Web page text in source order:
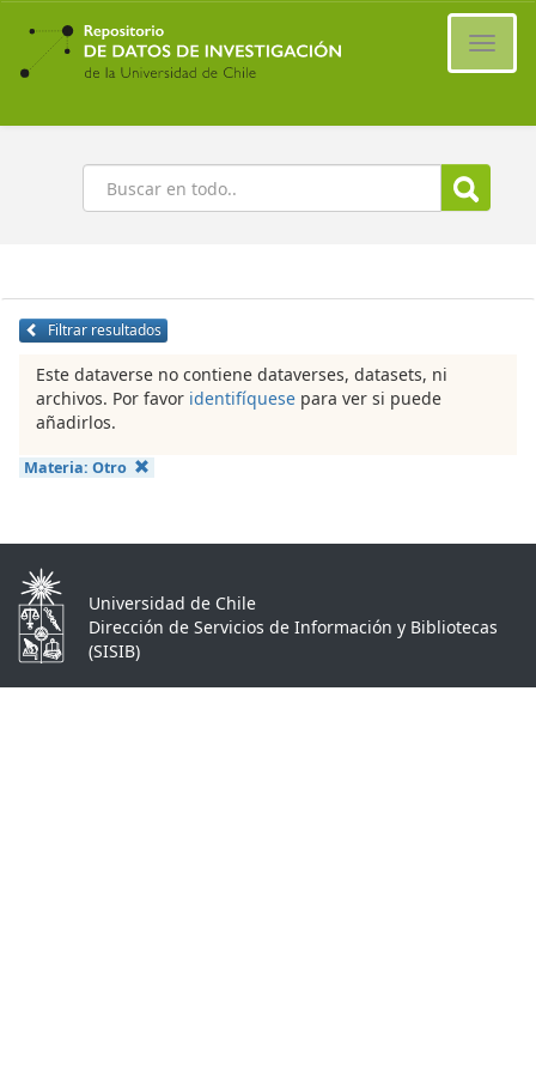
Ir
contenido
principal
Buscar
Filtrar resultados
Este dataverse no contiene dataverses, datasets, ni
archivos. Por favor identifíquese para ver si puede
añadirlos.
Materia: Otro
Universidad de Chile
Dirección de Servicios de Información y Bibliotecas
(SISIB)